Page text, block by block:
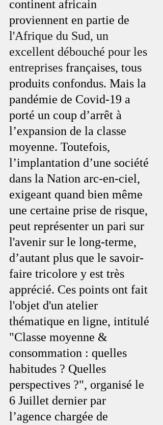
continent africain
proviennent en partie de
l'Afrique du Sud, un
excellent débouché pour les
entreprises françaises, tous
produits confondus. Mais la
pandémie de Covid-19 a
porté un coup d’arrêt à
l’expansion de la classe
moyenne. Toutefois,
l’implantation d’une société
dans la Nation arc-en-ciel,
exigeant quand bien même
une certaine prise de risque,
peut représenter un pari sur
l'avenir sur le long-terme,
d’autant plus que le savoir-
faire tricolore y est très
apprécié. Ces points ont fait
l'objet d'un atelier
thématique en ligne, intitulé
"Classe moyenne &
consommation : quelles
habitudes ? Quelles
perspectives ?", organisé le
6 Juillet dernier par
l’agence chargée de